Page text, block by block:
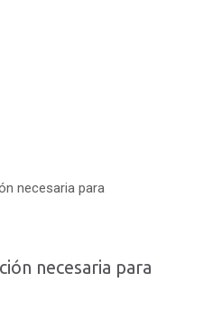
necesaria para